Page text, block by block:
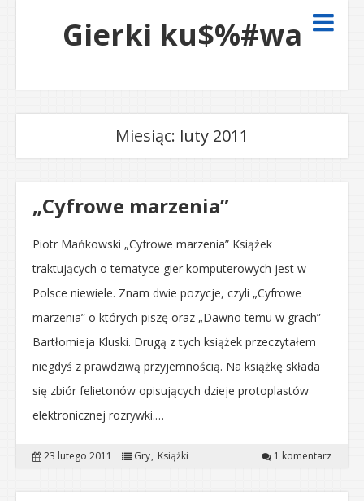
Gierki ku$%#wa
Miesiąc: luty 2011
„Cyfrowe marzenia”
Piotr Mańkowski „Cyfrowe marzenia” Książek
traktujących o tematyce gier komputerowych jest w
Polsce niewiele. Znam dwie pozycje, czyli „Cyfrowe
marzenia” o których piszę oraz „Dawno temu w grach”
Bartłomieja Kluski. Drugą z tych książek przeczytałem
niegdyś z prawdziwą przyjemnością. Na książkę składa
się zbiór felietonów opisujących dzieje protoplastów
elektronicznej rozrywki.…
23 lutego 2011 Gry Książki 1 komentarz